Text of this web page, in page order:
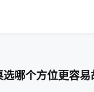
哪个方位更容